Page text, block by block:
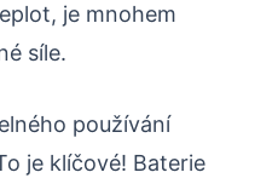
je mnohem
síle.
používání
je klíčové! Baterie